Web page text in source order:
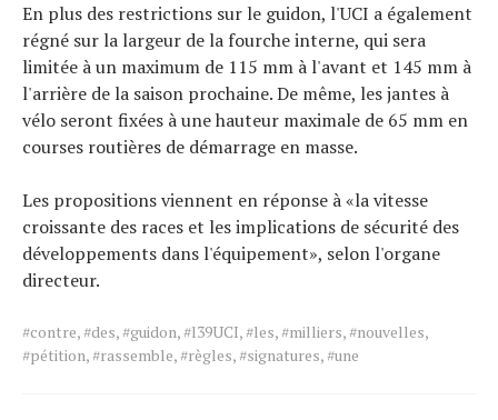
En plus des restrictions sur le guidon, l'UCI a également
régné sur la largeur de la fourche interne, qui sera
limitée à un maximum de 115 mm à l'avant et 145 mm à
l'arrière de la saison prochaine. De même, les jantes à
vélo seront fixées à une hauteur maximale de 65 mm en
courses routières de démarrage en masse.
Les propositions viennent en réponse à «la vitesse
croissante des races et les implications de sécurité des
développements dans l'équipement», selon l'organe
directeur.
Tags
for
#contre,#des,#guidon,#l39UCI,#les,#milliers,#nouvelles,
#pétition,#rassemble,#règles,#signatures,#une